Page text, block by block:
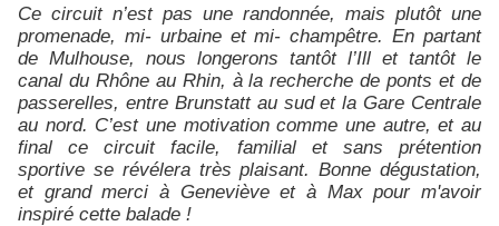
Ce circuit n’est pas une randonnée, mais plutôt une
promenade, mi- urbaine et mi- champêtre. En partant
de Mulhouse, nous longerons tantôt l’Ill et tantôt le
canal du Rhône au Rhin, à la recherche de ponts et de
passerelles, entre Brunstatt au sud et la Gare Centrale
au nord. C’est une motivation comme une autre, et au
final ce circuit facile, familial et sans prétention
sportive se révélera très plaisant. Bonne dégustation,
et grand merci à Geneviève et à Max pour m'avoir
inspiré cette balade !